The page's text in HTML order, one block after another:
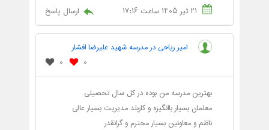
21 تیر 1405 ساعت 17:16 ارسال پاسخ
امیر ریاحی در مدرسه شهید علیرضا افشار
0
0
بهترین مدرسه من بوده در کل سال تحصیلی
معلمان بسیار باانگیزه و کاربلد مدیریت بسیار عالی
ناظم و معاونین بسیار محترم و گرانقدر